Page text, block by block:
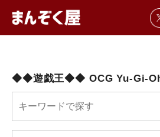
=================================
まんぞく屋 格安
◆◆遊戯王◆◆ OCG Yu-Gi-